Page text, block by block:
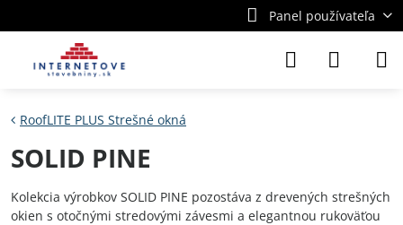
Panel používateľa
RoofLITE PLUS Strešné okná
SOLID PINE
Kolekcia výrobkov SOLID PINE pozostáva z drevených strešných
okien s otočnými stredovými závesmi a elegantnou rukoväťou